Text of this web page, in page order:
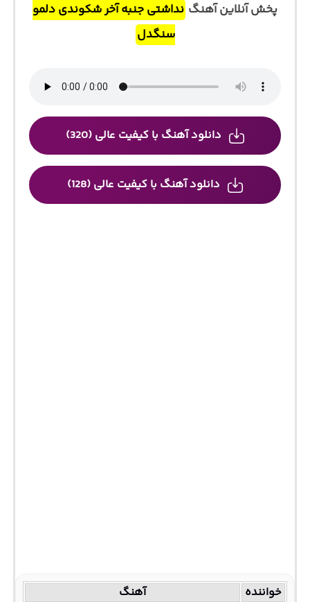
پخش آنلاین آهنگ نداشتی جنبه آخر شکوندی دلمو
سنگدل
دانلود آهنگ با کیفیت عالی (320)
دانلود آهنگ با کیفیت عالی (128)
خواننده آهنگ